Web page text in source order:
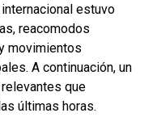
estuvo
reacomodos
movimientos
A continuación, un
que
últimas horas.